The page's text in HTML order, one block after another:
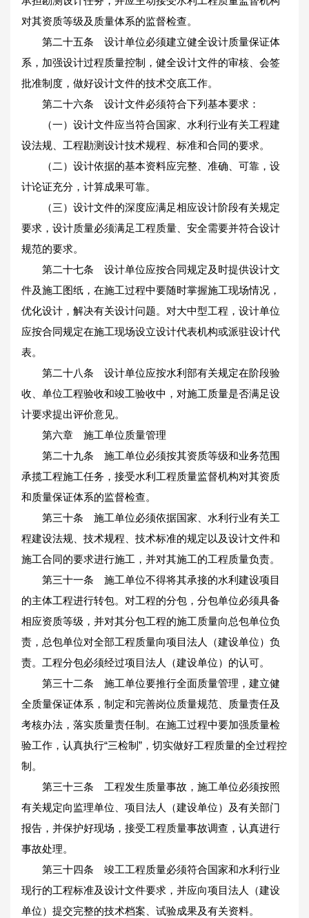
对其资质等级及质量体系的监督检查。
第二十五条 设计单位必须建立健全设计质量保证体
系，加强设计过程质量控制，健全设计文件的审核、会签
批准制度，做好设计文件的技术交底工作。
第二十六条 设计文件必须符合下列基本要求：
（一）设计文件应当符合国家、水利行业有关工程建
设法规、工程勘测设计技术规程、标准和合同的要求。
（二）设计依据的基本资料应完整、准确、可靠，设
计论证充分，计算成果可靠。
（三）设计文件的深度应满足相应设计阶段有关规定
要求，设计质量必须满足工程质量、安全需要并符合设计
规范的要求。
第二十七条 设计单位应按合同规定及时提供设计文
件及施工图纸，在施工过程中要随时掌握施工现场情况，
优化设计，解决有关设计问题。对大中型工程，设计单位
应按合同规定在施工现场设立设计代表机构或派驻设计代
表。
第二十八条 设计单位应按水利部有关规定在阶段验
收、单位工程验收和竣工验收中，对施工质量是否满足设
计要求提出评价意见。
第六章 施工单位质量管理
第二十九条 施工单位必须按其资质等级和业务范围
承揽工程施工任务，接受水利工程质量监督机构对其资质
和质量保证体系的监督检查。
第三十条 施工单位必须依据国家、水利行业有关工
程建设法规、技术规程、技术标准的规定以及设计文件和
施工合同的要求进行施工，并对其施工的工程质量负责。
第三十一条 施工单位不得将其承接的水利建设项目
的主体工程进行转包。对工程的分包，分包单位必须具备
相应资质等级，并对其分包工程的施工质量向总包单位负
责，总包单位对全部工程质量向项目法人（建设单位）负
责。工程分包必须经过项目法人（建设单位）的认可。
第三十二条 施工单位要推行全面质量管理，建立健
全质量保证体系，制定和完善岗位质量规范、质量责任及
考核办法，落实质量责任制。在施工过程中要加强质量检
验工作，认真执行“三检制”，切实做好工程质量的全过程控
制。
第三十三条 工程发生质量事故，施工单位必须按照
有关规定向监理单位、项目法人（建设单位）及有关部门
报告，并保护好现场，接受工程质量事故调查，认真进行
事故处理。
第三十四条 竣工工程质量必须符合国家和水利行业
现行的工程标准及设计文件要求，并应向项目法人（建设
单位）提交完整的技术档案、试验成果及有关资料。